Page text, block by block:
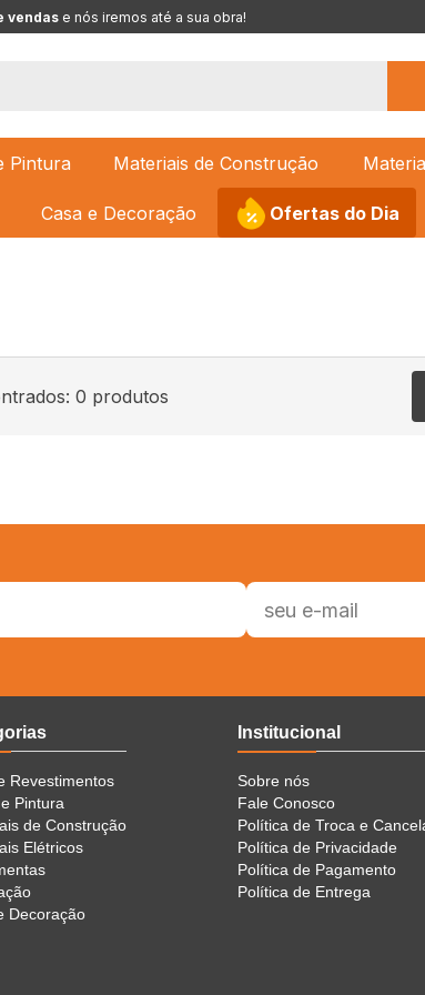
vendas e nós iremos até a sua obra!
Pintura Materiais de Construção
Casa e Decoração Ofertas do Dia
0 produtos
Revestimentos
Pintura
de Construção
Elétricos
Decoração
Institucional
Sobre nós
Fale Conosco
Política de Troca e
Política de Privacidade
Política de Pagamento
Política de Entrega